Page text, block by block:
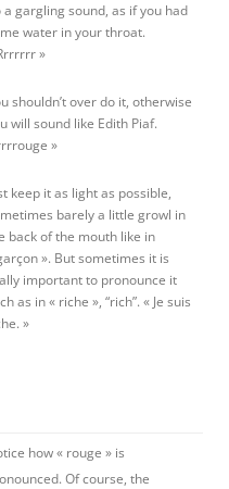
a gargling sound, as if you had
water in your throat.
»
shouldn’t over do it, otherwise
will sound like Edith Piaf.
»
keep it as light as possible,
barely a little growl in
back of the mouth like in
». But sometimes it is
important to pronounce it
as in « riche », “rich”. « Je suis
»
how « rouge » is
Of course, the